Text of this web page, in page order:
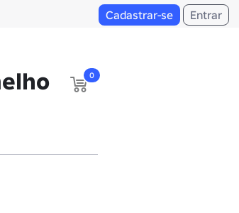
Cadastrar-se Entrar
0